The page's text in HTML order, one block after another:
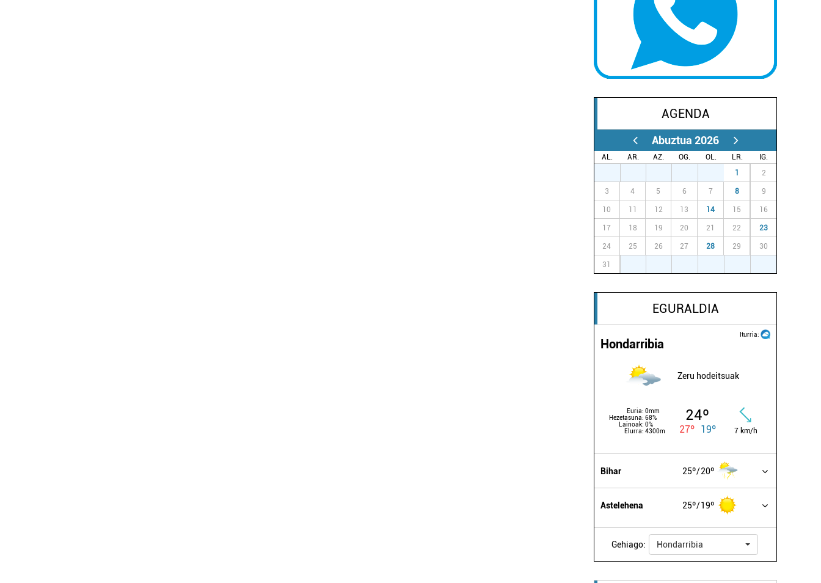
AGENDA
Abuztua 2026
AL. AR. AZ. OG. OL. LR.
IG.
1 2
3 4 5 6 7 8 9
10 11 12 13 14 15 16
17 18 19 20 21 22 23
24 25 26 27 28 29 30
31
EGURALDIA
Iturria:
Hondarribia
Zeru hodeitsuak
Euria: 0mm
Hezetasuna: 68%
Lainoak: 0%
Elurra: 4300m
24º
27º 19º 7 km/h
Bihar 25º 20º
Astelehena 25º 19º
Gehiago: Hondarribia